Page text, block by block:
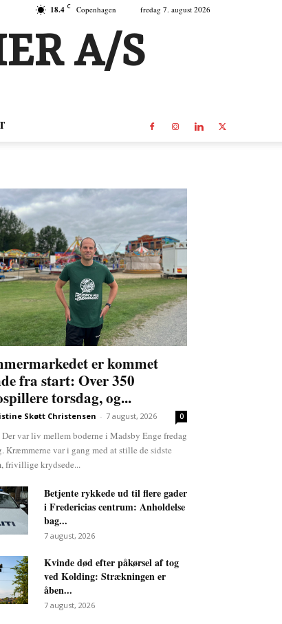
18.4 C Copenhagen fredag 7. august 2026
A/S
er kommet
fra start: Over 350
torsdag, og...
Skøtt Christensen - 7 august, 2026 0
var liv mellem boderne i Madsby Enge fredag
Kræmmerne var i gang med at stille de sidste
frivillige krydsede...
Betjente rykkede ud til flere gader
i Fredericias centrum: Anholdelse
bag...
7 august, 2026
Kvinde død efter påkørsel af tog
ved Kolding: Strækningen er
åben...
7 august, 2026